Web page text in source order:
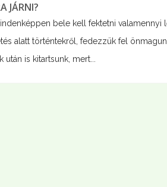
JÁRNI?
bele kell fektetni valamennyi
alatt történtekről, fedezzük fel
is kitartsunk, mert...